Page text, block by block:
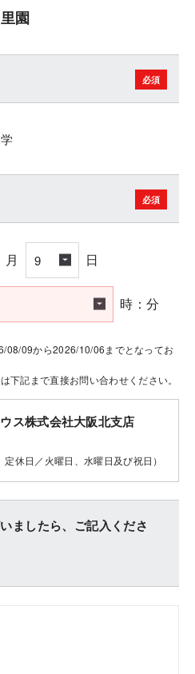
園
月 日
時：分
08/09から2026/10/06までとなってお
下記まで直接お問い合わせください。
ス株式会社大阪北支店
休日／火曜日、水曜日及び祝日）
ましたら、ご記入くださ